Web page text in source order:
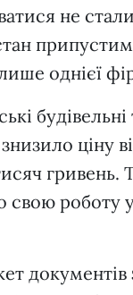
не
лише однієї
будівельні
ціну
гривень.
свою роботу
документів